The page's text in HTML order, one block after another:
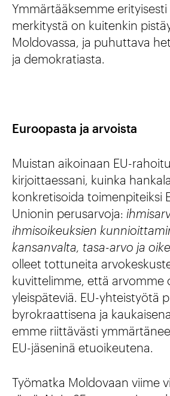
Ymmärtääksemme
merkitystä on kuitenkin
Moldovassa, ja puhuttava
ja demokratiasta.
Euroopasta ja arvoista
Muistan aikoinaan EU-
kirjoittaessani, kuinka
konkretisoida toimenpiteiksi
Unionin perusarvoja:
ihmisoikeuksien
kansanvalta, tasa-arvo ja
olleet tottuneita
kuvittelimme, että arvomme
yleispäteviä. EU-yhteistyötä
byrokraattisena ja
emme riittävästi
EU-jäseninä etuoikeutena.
Työmatka Moldovaan viime